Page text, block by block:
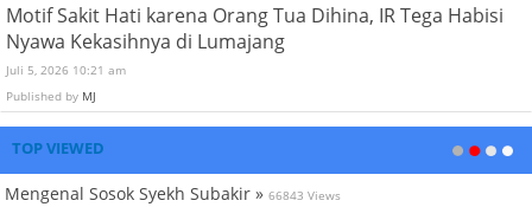
Motif Sakit Hati karena Orang Tua Dihina, IR Tega Habisi
Nyawa Kekasihnya di Lumajang
Juli 5, 2026 10:21 am
Published by MJ
TOP VIEWED
Mengenal Sosok Syekh Subakir » 66843 Views